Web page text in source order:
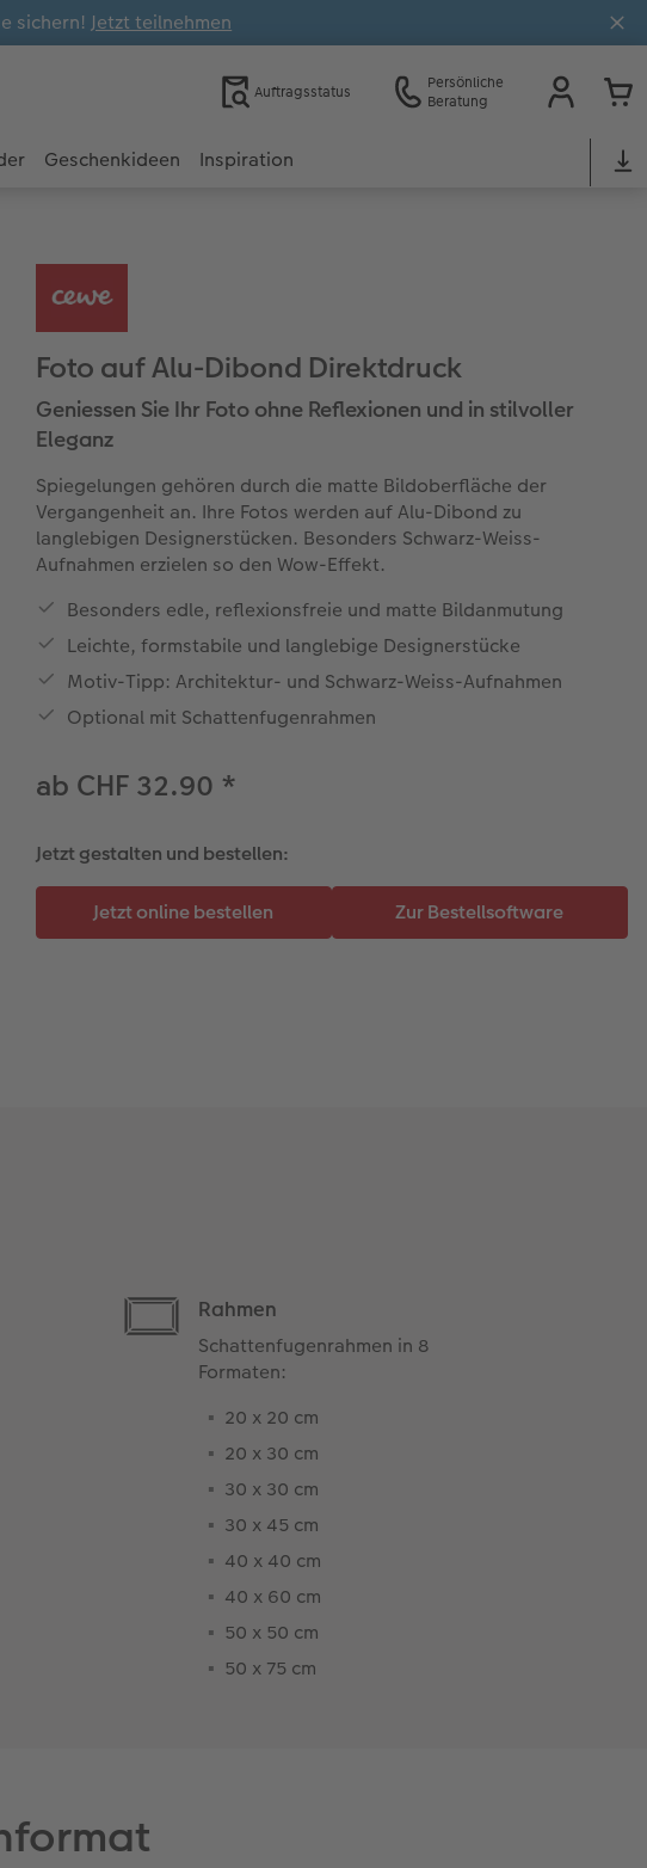
sichern!Jetzt teilnehmen
Auftragsstatus
Persönliche
Beratung
Geschenkideen Inspiration
Foto auf Alu-Dibond Direktdruck
Geniessen Sie Ihr Foto ohne Reflexionen und in stilvoller
Eleganz
Spiegelungen gehören durch die matte Bildoberfläche der
Vergangenheit an. Ihre Fotos werden auf Alu-Dibond zu
langlebigen Designerstücken. Besonders Schwarz-Weiss-
Aufnahmen erzielen so den Wow-Effekt.
Besonders edle, reflexionsfreie und matte Bildanmutung
Leichte, formstabile und langlebige Designerstücke
Motiv-Tipp: Architektur- und Schwarz-Weiss-Aufnahmen
Optional mit Schattenfugenrahmen
ab CHF 32.90 *
Jetzt gestalten und bestellen:
Rahmen
Schattenfugenrahmen in 8
Formaten:
20 x 20 cm
20 x 30 cm
30 x 30 cm
30 x 45 cm
40 x 40 cm
40 x 60 cm
50 x 50 cm
50 x 75 cm